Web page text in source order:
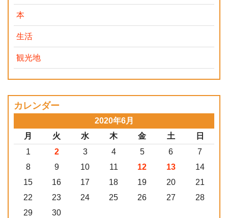
本
生活
観光地
カレンダー
2020年6月
月
火 水 木 金 土 日
1 2 3 4 5 6
7
8
9 10 11 12 13
14
15
16 17 18 19 20
21
22
23 24 25 26 27
28
29
30